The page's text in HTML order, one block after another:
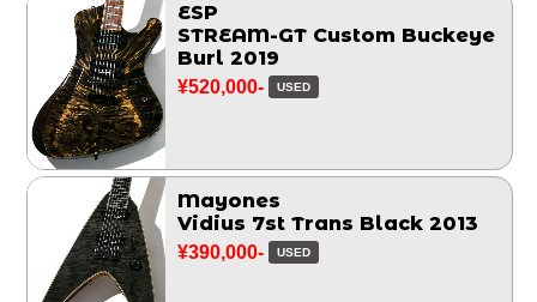
ESP
STREAM-GT Custom Buckeye
Burl 2019
¥520,000- USED
Mayones
Vidius 7st Trans Black 2013
¥390,000- USED